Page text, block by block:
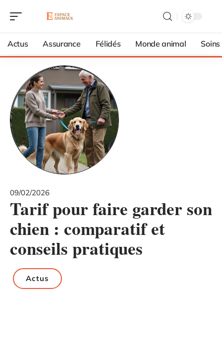
Actus Assurance Félidés Monde animal Soins
09/02/2026
Tarif pour faire garder son
chien : comparatif et
conseils pratiques
Actus